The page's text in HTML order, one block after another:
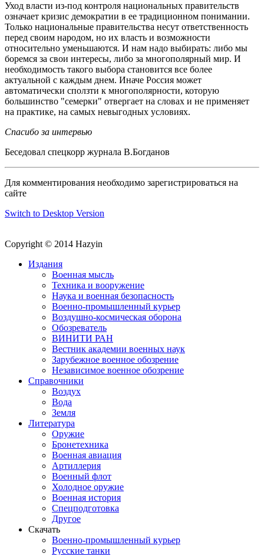
Уход власти из-под контроля национальных правительств
означает кризис демократии в ее традиционном понимании.
Только национальные правительства несут ответственность
перед своим народом, но их власть и возможности
относительно уменьшаются. И нам надо выбирать: либо мы
боремся за свои интересы, либо за многополярный мир. И
необходимость такого выбора становится все более
актуальной с каждым днем. Иначе Россия может
автоматически сползти к многополярности, которую
большинство "семерки" отвергает на словах и не применяет
на практике, на самых невыгодных условиях.
Спасибо за интервью
Беседовал спецкорр журнала В.Богданов
Для комментирования необходимо зарегистрироваться на
сайте
Switch to Desktop Version
Copyright © 2014 Hazyin
Издания
Военная мысль
Техника и вооружение
Наука и военная безопасность
Военно-промышленный курьер
Воздушно-космическая оборона
Обозреватель
ВИНИТИ РАН
Вестник академии военных наук
Зарубежное военное обозрение
Независимое военное обозрение
Справочники
Воздух
Вода
Земля
Литература
Оружие
Бронетехника
Военная авиация
Артиллерия
Военный флот
Холодное оружие
Военная история
Спецподготовка
Другое
Скачать
Военно-промышленный курьер
Русские танки